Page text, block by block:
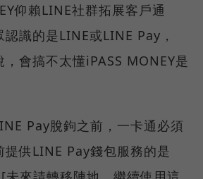
仰賴LINE社群拓展客戶通
識的是LINE或LINE Pay，
，會搞不太懂iPASS MONEY是
Pay脫鉤之前，一卡通必須
提供LINE Pay錢包服務的是